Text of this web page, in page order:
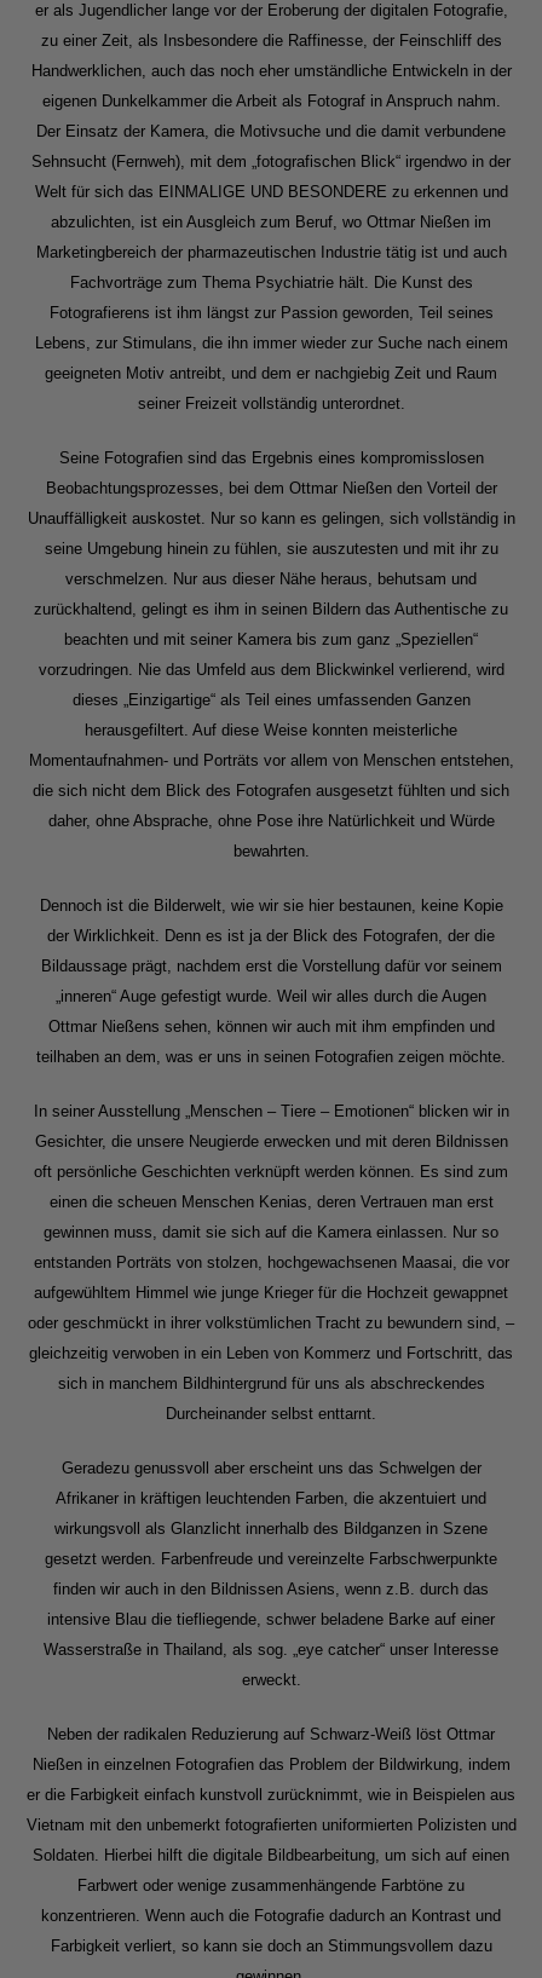
er als Jugendlicher lange vor der Eroberung der digitalen Fotografie,
zu einer Zeit, als Insbesondere die Raffinesse, der Feinschliff des
Handwerklichen, auch das noch eher umständliche Entwickeln in der
eigenen Dunkelkammer die Arbeit als Fotograf in Anspruch nahm.
Der Einsatz der Kamera, die Motivsuche und die damit verbundene
Sehnsucht (Fernweh), mit dem „fotografischen Blick“ irgendwo in der
Welt für sich das EINMALIGE UND BESONDERE zu erkennen und
abzulichten, ist ein Ausgleich zum Beruf, wo Ottmar Nießen im
Marketingbereich der pharmazeutischen Industrie tätig ist und auch
Fachvorträge zum Thema Psychiatrie hält. Die Kunst des
Fotografierens ist ihm längst zur Passion geworden, Teil seines
Lebens, zur Stimulans, die ihn immer wieder zur Suche nach einem
geeigneten Motiv antreibt, und dem er nachgiebig Zeit und Raum
seiner Freizeit vollständig unterordnet.
Seine Fotografien sind das Ergebnis eines kompromisslosen
Beobachtungsprozesses, bei dem Ottmar Nießen den Vorteil der
Unauffälligkeit auskostet. Nur so kann es gelingen, sich vollständig in
seine Umgebung hinein zu fühlen, sie auszutesten und mit ihr zu
verschmelzen. Nur aus dieser Nähe heraus, behutsam und
zurückhaltend, gelingt es ihm in seinen Bildern das Authentische zu
beachten und mit seiner Kamera bis zum ganz „Speziellen“
vorzudringen. Nie das Umfeld aus dem Blickwinkel verlierend, wird
dieses „Einzigartige“ als Teil eines umfassenden Ganzen
herausgefiltert. Auf diese Weise konnten meisterliche
Momentaufnahmen- und Porträts vor allem von Menschen entstehen,
die sich nicht dem Blick des Fotografen ausgesetzt fühlten und sich
daher, ohne Absprache, ohne Pose ihre Natürlichkeit und Würde
bewahrten.
Dennoch ist die Bilderwelt, wie wir sie hier bestaunen, keine Kopie
der Wirklichkeit. Denn es ist ja der Blick des Fotografen, der die
Bildaussage prägt, nachdem erst die Vorstellung dafür vor seinem
„inneren“ Auge gefestigt wurde. Weil wir alles durch die Augen
Ottmar Nießens sehen, können wir auch mit ihm empfinden und
teilhaben an dem, was er uns in seinen Fotografien zeigen möchte.
In seiner Ausstellung „Menschen – Tiere – Emotionen“ blicken wir in
Gesichter, die unsere Neugierde erwecken und mit deren Bildnissen
oft persönliche Geschichten verknüpft werden können. Es sind zum
einen die scheuen Menschen Kenias, deren Vertrauen man erst
gewinnen muss, damit sie sich auf die Kamera einlassen. Nur so
entstanden Porträts von stolzen, hochgewachsenen Maasai, die vor
aufgewühltem Himmel wie junge Krieger für die Hochzeit gewappnet
oder geschmückt in ihrer volkstümlichen Tracht zu bewundern sind, –
gleichzeitig verwoben in ein Leben von Kommerz und Fortschritt, das
sich in manchem Bildhintergrund für uns als abschreckendes
Durcheinander selbst enttarnt.
Geradezu genussvoll aber erscheint uns das Schwelgen der
Afrikaner in kräftigen leuchtenden Farben, die akzentuiert und
wirkungsvoll als Glanzlicht innerhalb des Bildganzen in Szene
gesetzt werden. Farbenfreude und vereinzelte Farbschwerpunkte
finden wir auch in den Bildnissen Asiens, wenn z.B. durch das
intensive Blau die tiefliegende, schwer beladene Barke auf einer
Wasserstraße in Thailand, als sog. „eye catcher“ unser Interesse
erweckt.
Neben der radikalen Reduzierung auf Schwarz-Weiß löst Ottmar
Nießen in einzelnen Fotografien das Problem der Bildwirkung, indem
er die Farbigkeit einfach kunstvoll zurücknimmt, wie in Beispielen aus
Vietnam mit den unbemerkt fotografierten uniformierten Polizisten und
Soldaten. Hierbei hilft die digitale Bildbearbeitung, um sich auf einen
Farbwert oder wenige zusammenhängende Farbtöne zu
konzentrieren. Wenn auch die Fotografie dadurch an Kontrast und
Farbigkeit verliert, so kann sie doch an Stimmungsvollem dazu